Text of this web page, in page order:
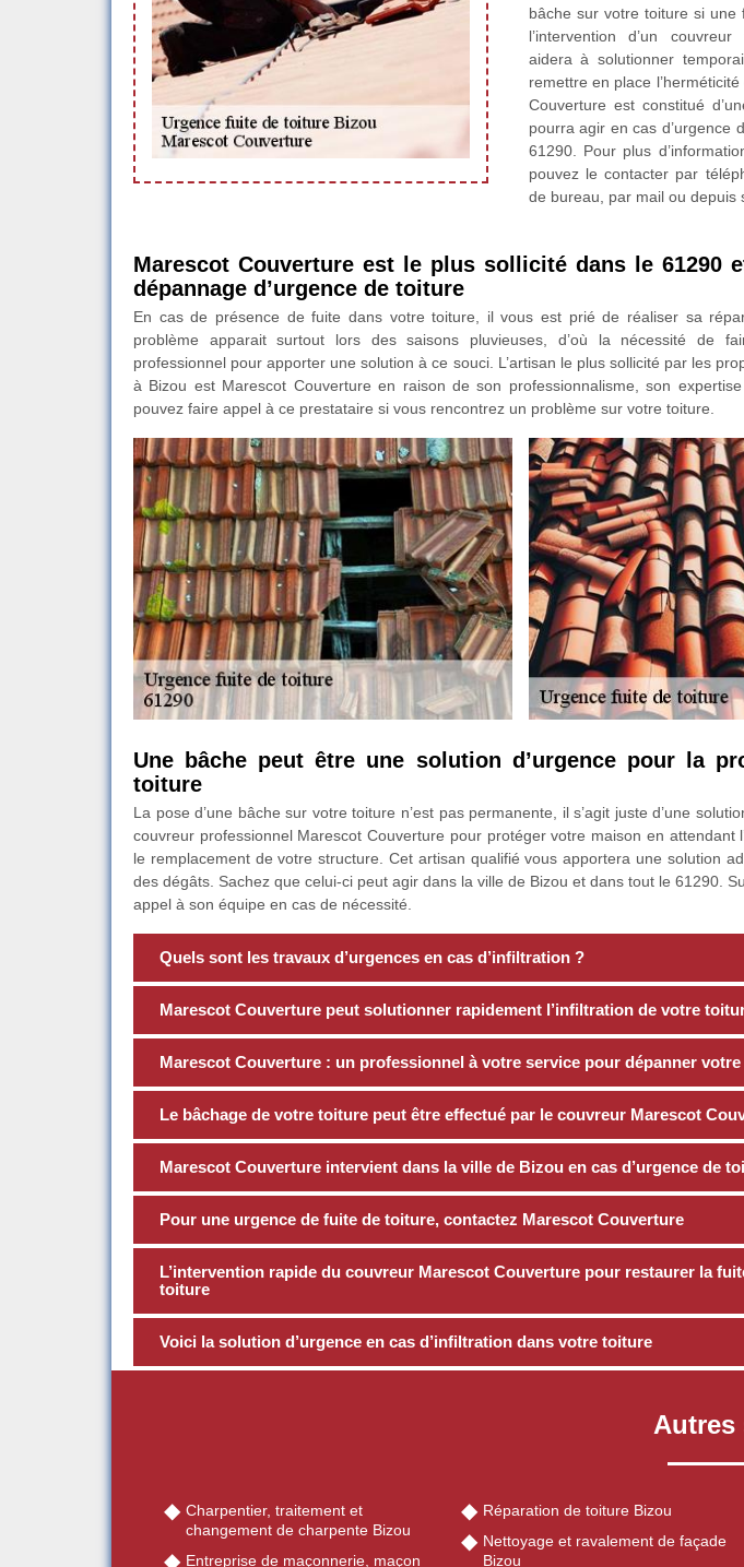
bâche sur votre toiture si une
l’intervention d’un
aidera à solutionner
remettre en place
Couverture est constitué
pourra agir en cas d’urgence
61290. Pour plus
pouvez le contacter par
de bureau, par mail ou depuis
Marescot Couverture est le plus sollicité dans le 61290
dépannage d’urgence de toiture
En cas de présence de fuite dans votre toiture, il vous est prié de réaliser sa
problème apparait surtout lors des saisons pluvieuses, d’où la nécessité de
professionnel pour apporter une solution à ce souci. L’artisan le plus sollicité par les
à Bizou est Marescot Couverture en raison de son professionnalisme, son
pouvez faire appel à ce prestataire si vous rencontrez un problème sur votre toiture.
Une bâche peut être une solution d’urgence pour la
toiture
La pose d’une bâche sur votre toiture n’est pas permanente, il s’agit juste d’une
couvreur professionnel Marescot Couverture pour protéger votre maison en attendant
le remplacement de votre structure. Cet artisan qualifié vous apportera une solution
des dégâts. Sachez que celui-ci peut agir dans la ville de Bizou et dans tout le 61290.
appel à son équipe en cas de nécessité.
Quels sont les travaux d’urgences en cas d’infiltration ?
Marescot Couverture peut solutionner rapidement l’infiltration de votre
Marescot Couverture : un professionnel à votre service pour dépanner
Le bâchage de votre toiture peut être effectué par le couvreur Marescot
Marescot Couverture intervient dans la ville de Bizou en cas d’urgence de
Pour une urgence de fuite de toiture, contactez Marescot Couverture
L’intervention rapide du couvreur Marescot Couverture pour restaurer la
toiture
Voici la solution d’urgence en cas d’infiltration dans votre toiture
Autres
Charpentier, traitement et
changement de charpente Bizou
Entreprise de maçonnerie, maçon
Réparation de toiture Bizou
Nettoyage et ravalement de façade
Bizou